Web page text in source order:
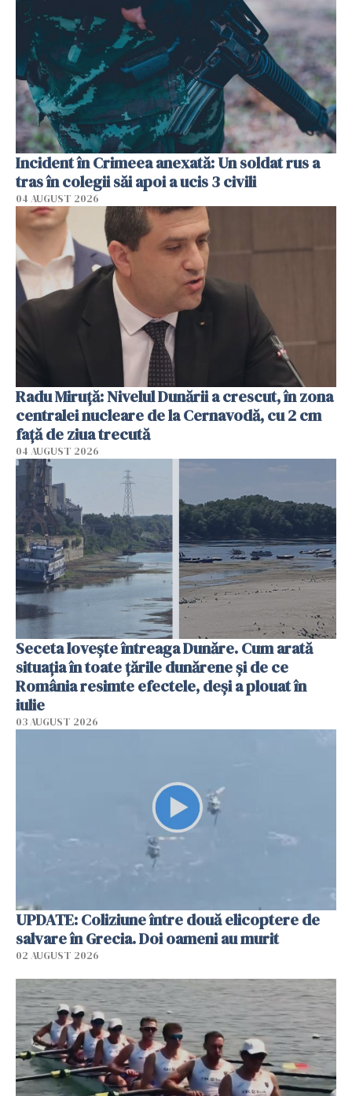
Incident în Crimeea anexată: Un soldat rus a
tras în colegii săi apoi a ucis 3 civili
04 AUGUST 2026
Radu Miruţă: Nivelul Dunării a crescut, în zona
centralei nucleare de la Cernavodă, cu 2 cm
faţă de ziua trecută
04 AUGUST 2026
Seceta lovește întreaga Dunăre. Cum arată
situația în toate țările dunărene și de ce
România resimte efectele, deși a plouat în
iulie
03 AUGUST 2026
UPDATE: Coliziune între două elicoptere de
salvare în Grecia. Doi oameni au murit
02 AUGUST 2026